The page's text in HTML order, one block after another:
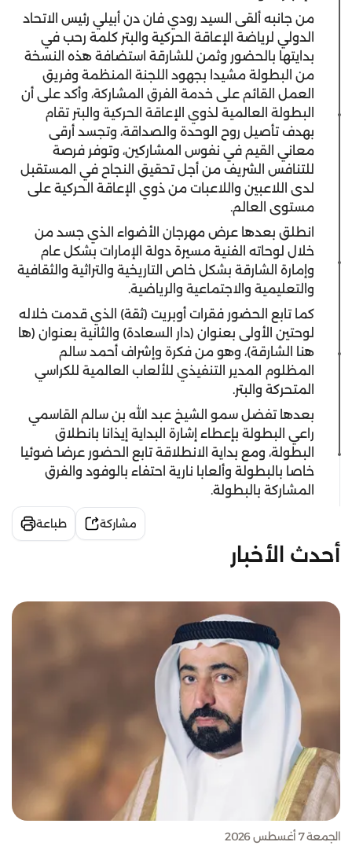
من جانبه ألقى السيد رودي فان دن أبيلي رئيس الاتحاد
الدولي لرياضة الإعاقة الحركية والبتر كلمة رحب في
بدايتها بالحضور وثمن للشارقة استضافة هذه النسخة
من البطولة مشيدا بجهود اللجنة المنظمة وفريق
العمل القائم على خدمة الفرق المشاركة، وأكد على أن
البطولة العالمية لذوي الإعاقة الحركية والبتر تقام
بهدف تأصيل روح الوحدة والصداقة، وتجسد أرقى
معاني القيم في نفوس المشاركين، وتوفر فرصة
للتنافس الشريف من أجل تحقيق النجاح في المستقبل
لدى اللاعبين واللاعبات من ذوي الإعاقة الحركية على
مستوى العالم.
انطلق بعدها عرض مهرجان الأضواء الذي جسد من
خلال لوحاته الفنية مسيرة دولة الإمارات بشكل عام
وإمارة الشارقة بشكل خاص التاريخية والتراثية والثقافية
والتعليمية والاجتماعية والرياضية.
كما تابع الحضور فقرات أوبريت (ثقة) الذي قدمت خلاله
لوحتين الأولى بعنوان (دار السعادة) والثانية بعنوان (ها
هنا الشارقة)، وهو من فكرة وإشراف أحمد سالم
المظلوم المدير التنفيذي للألعاب العالمية للكراسي
المتحركة والبتر.
بعدها تفضل سمو الشيخ عبد الله بن سالم القاسمي
راعي البطولة بإعطاء إشارة البداية إيذانا بانطلاق
البطولة، ومع بداية الانطلاقة تابع الحضور عرضا ضوئيا
خاصا بالبطولة وألعابا نارية احتفاء بالوفود والفرق
المشاركة بالبطولة.
مشاركة طباعة
أحدث الأخبار
الجمعة 7 أغسطس 2026